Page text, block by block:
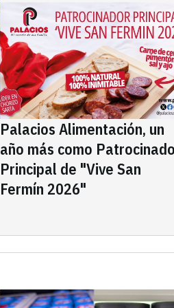
Palacios Alimentación, un
año más como
Principal de "Vive San
Fermín 2026"